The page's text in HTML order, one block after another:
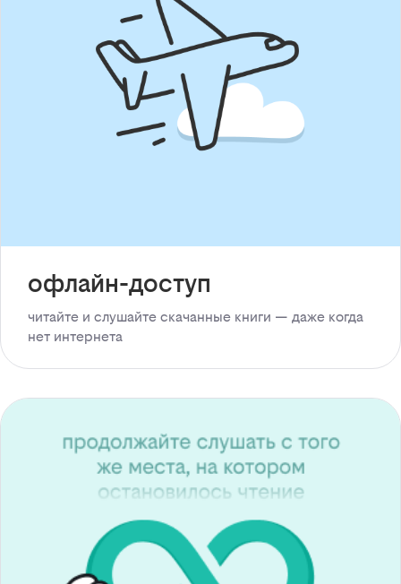
офлайн-доступ
читайте и слушайте скачанные книги — даже когда
нет интернета